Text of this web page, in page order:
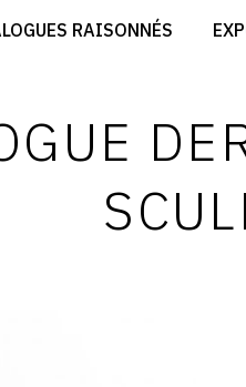
RAISONNÉS
CRÉER SON
DEVENIR